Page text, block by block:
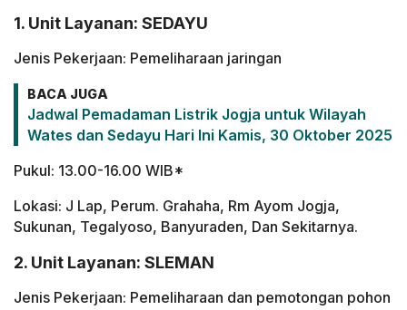
1. Unit Layanan: SEDAYU
Jenis Pekerjaan: Pemeliharaan jaringan
BACA JUGA
Jadwal Pemadaman Listrik Jogja untuk Wilayah
Wates dan Sedayu Hari Ini Kamis, 30 Oktober 2025
Pukul: 13.00-16.00 WIB*
Lokasi: J Lap, Perum. Grahaha, Rm Ayom Jogja,
Sukunan, Tegalyoso, Banyuraden, Dan Sekitarnya.
2. Unit Layanan: SLEMAN
Jenis Pekerjaan: Pemeliharaan dan pemotongan pohon